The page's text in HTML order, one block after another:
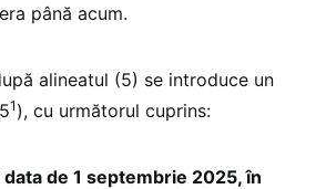
până acum.
alineatul (5) se introduce un
1 ), cu următorul cuprins:
de 1 septembrie 2025, în